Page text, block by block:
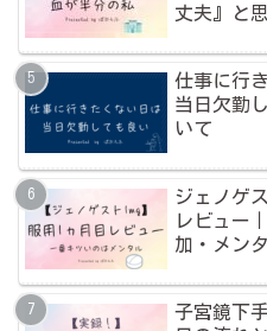
丈夫』と
仕事に行
当日欠勤
いて
ジェノゲ
レビュー
加・メン
子宮鏡下